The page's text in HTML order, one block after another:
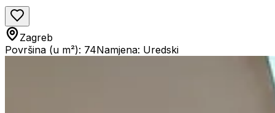
Zagreb
Površina (u m²): 74Namjena: Uredski